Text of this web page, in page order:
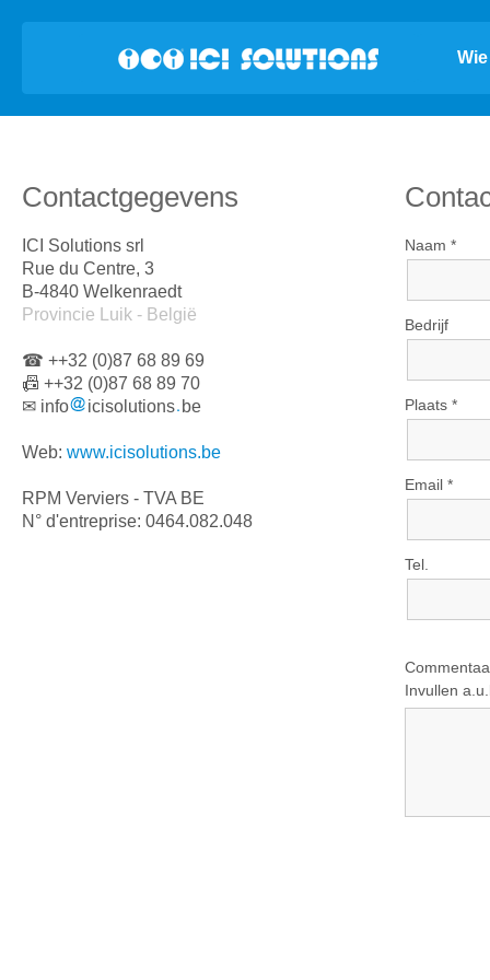
Contactgegevens
ICI Solutions srl
Rue du Centre, 3
B-4840 Welkenraedt
Provincie Luik - België
☎ ++32 (0)87 68 89 69
📠 ++32 (0)87 68 89 70
✉ info
icisolutions be
Web: www.icisolutions.be
RPM Verviers - TVA BE
N° d'entreprise: 0464.082.048
Naam *
Bedrijf
Plaats *
Email *
Tel.
Invullen